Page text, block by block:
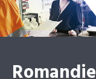
Romandie